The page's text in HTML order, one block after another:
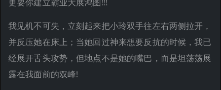
我见机不可失，立刻起来把小玲双手往左右两侧拉开，
并反压她在床上；当她回过神来想要反抗的时候，我已
经展开舌头攻势，但地点不是她的嘴巴，而是坦荡荡展
露在我面前的双峰!